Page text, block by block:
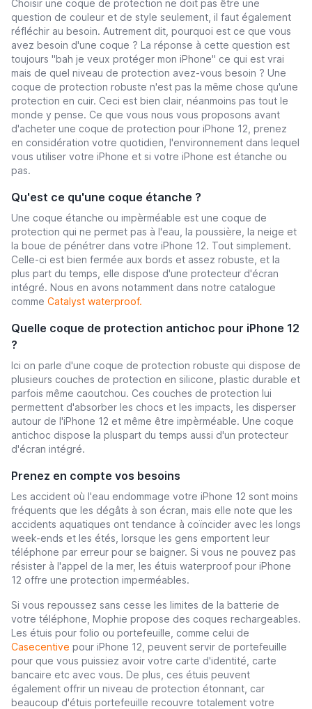
Choisir une coque de protection ne doit pas être une
question de couleur et de style seulement, il faut également
réfléchir au besoin. Autrement dit, pourquoi est ce que vous
avez besoin d'une coque ? La réponse à cette question est
toujours "bah je veux protéger mon iPhone" ce qui est vrai
mais de quel niveau de protection avez-vous besoin ? Une
coque de protection robuste n'est pas la même chose qu'une
protection en cuir. Ceci est bien clair, néanmoins pas tout le
monde y pense. Ce que vous nous vous proposons avant
d'acheter une coque de protection pour iPhone 12, prenez
en considération votre quotidien, l'environnement dans lequel
vous utiliser votre iPhone et si votre iPhone est étanche ou
pas.
Qu'est ce qu'une coque étanche ?
Une coque étanche ou impèrméable est une coque de
protection qui ne permet pas à l'eau, la poussière, la neige et
la boue de pénétrer dans votre iPhone 12. Tout simplement.
Celle-ci est bien fermée aux bords et assez robuste, et la
plus part du temps, elle dispose d'une protecteur d'écran
intégré. Nous en avons notamment dans notre catalogue
comme Catalyst waterproof.
Quelle coque de protection antichoc pour iPhone 12
?
Ici on parle d'une coque de protection robuste qui dispose de
plusieurs couches de protection en silicone, plastic durable et
parfois même caoutchou. Ces couches de protection lui
permettent d'absorber les chocs et les impacts, les disperser
autour de l'iPhone 12 et même être impèrméable. Une coque
antichoc dispose la pluspart du temps aussi d'un protecteur
d'écran intégré.
Prenez en compte vos besoins
Les accident où l'eau endommage votre iPhone 12 sont moins
fréquents que les dégâts à son écran, mais elle note que les
accidents aquatiques ont tendance à coïncider avec les longs
week-ends et les étés, lorsque les gens emportent leur
téléphone par erreur pour se baigner. Si vous ne pouvez pas
résister à l'appel de la mer, les étuis waterproof pour iPhone
12 offre une protection imperméables.
Si vous repoussez sans cesse les limites de la batterie de
votre téléphone, Mophie propose des coques rechargeables.
Les étuis pour folio ou portefeuille, comme celui de
Casecentive pour iPhone 12, peuvent servir de portefeuille
pour que vous puissiez avoir votre carte d'identité, carte
bancaire etc avec vous. De plus, ces étuis peuvent
également offrir un niveau de protection étonnant, car
beaucoup d'étuis portefeuille recouvre totalement votre